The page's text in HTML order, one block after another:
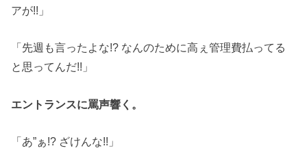
アが!!」
「先週も言ったよな!? なんのために高ぇ管理費払ってる
と思ってんだ!!」
エントランスに罵声響く。
「あ”ぁ!? ざけんな!!」